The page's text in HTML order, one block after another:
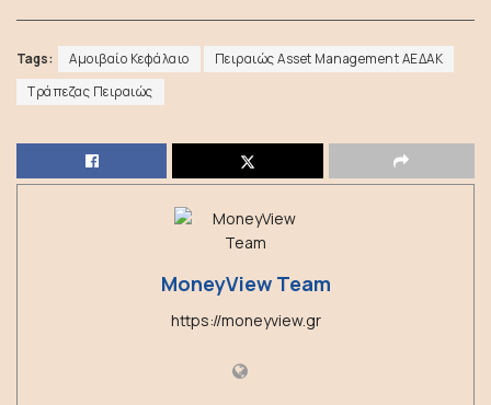
Tags: Αμοιβαίο Κεφάλαιο
Πειραιώς Asset Management ΑΕΔΑΚ
Τράπεζας Πειραιώς
MoneyView Team
https://moneyview.gr